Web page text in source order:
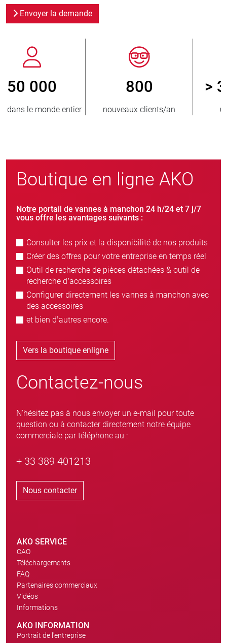
Envoyer la demande
800
nouveaux clients/an
> 3 500 000
unités vendues
Boutique en ligne AKO
Notre portail de vannes à manchon 24 h/24 et 7 j/7
vous offre les avantages suivants :
Consulter les prix et la disponibilité de nos produits
Créer des offres pour votre entreprise en temps réel
Outil de recherche de pièces détachées & outil de
recherche d’accessoires
Configurer directement les vannes à manchon avec
des accessoires
et bien d’autres encore.
Vers la boutique enligne
Contactez-nous
N'hésitez pas à nous envoyer un e-mail pour toute
question ou à contacter directement notre équipe
commerciale par téléphone au :
+ 33 389 401213
Nous contacter
AKO SERVICE
CAO
Téléchargements
FAQ
Partenaires commerciaux
Vidéos
Informations
AKO INFORMATION
Portrait de l'entreprise